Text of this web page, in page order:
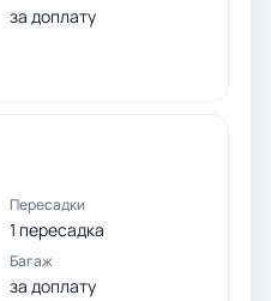
за доплату
1 пересадка
за доплату